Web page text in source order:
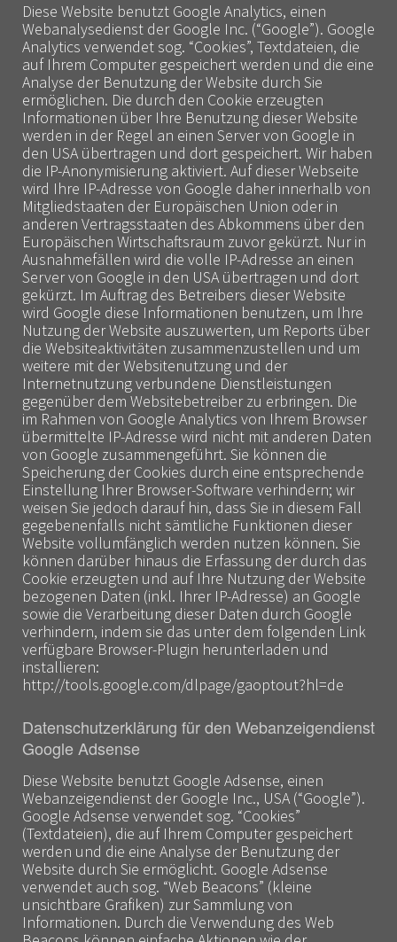
Diese Website benutzt Google Analytics, einen
Webanalysedienst der Google Inc. (“Google”). Google
Analytics verwendet sog. “Cookies”, Textdateien, die
auf Ihrem Computer gespeichert werden und die eine
Analyse der Benutzung der Website durch Sie
ermöglichen. Die durch den Cookie erzeugten
Informationen über Ihre Benutzung dieser Website
werden in der Regel an einen Server von Google in
den USA übertragen und dort gespeichert. Wir haben
die IP-Anonymisierung aktiviert. Auf dieser Webseite
wird Ihre IP-Adresse von Google daher innerhalb von
Mitgliedstaaten der Europäischen Union oder in
anderen Vertragsstaaten des Abkommens über den
Europäischen Wirtschaftsraum zuvor gekürzt. Nur in
Ausnahmefällen wird die volle IP-Adresse an einen
Server von Google in den USA übertragen und dort
gekürzt. Im Auftrag des Betreibers dieser Website
wird Google diese Informationen benutzen, um Ihre
Nutzung der Website auszuwerten, um Reports über
die Websiteaktivitäten zusammenzustellen und um
weitere mit der Websitenutzung und der
Internetnutzung verbundene Dienstleistungen
gegenüber dem Websitebetreiber zu erbringen. Die
im Rahmen von Google Analytics von Ihrem Browser
übermittelte IP-Adresse wird nicht mit anderen Daten
von Google zusammengeführt. Sie können die
Speicherung der Cookies durch eine entsprechende
Einstellung Ihrer Browser-Software verhindern; wir
weisen Sie jedoch darauf hin, dass Sie in diesem Fall
gegebenenfalls nicht sämtliche Funktionen dieser
Website vollumfänglich werden nutzen können. Sie
können darüber hinaus die Erfassung der durch das
Cookie erzeugten und auf Ihre Nutzung der Website
bezogenen Daten (inkl. Ihrer IP-Adresse) an Google
sowie die Verarbeitung dieser Daten durch Google
verhindern, indem sie das unter dem folgenden Link
verfügbare Browser-Plugin herunterladen und
installieren:
http://tools.google.com/dlpage/gaoptout?hl=de
Datenschutzerklärung für den Webanzeigendienst
Google Adsense
Diese Website benutzt Google Adsense, einen
Webanzeigendienst der Google Inc., USA (“Google”).
Google Adsense verwendet sog. “Cookies”
(Textdateien), die auf Ihrem Computer gespeichert
werden und die eine Analyse der Benutzung der
Website durch Sie ermöglicht. Google Adsense
verwendet auch sog. “Web Beacons” (kleine
unsichtbare Grafiken) zur Sammlung von
Informationen. Durch die Verwendung des Web